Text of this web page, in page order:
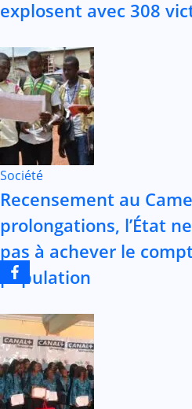
explosent avec 308
Société
Recensement au
prolongations, l’État
pas à achever le
population